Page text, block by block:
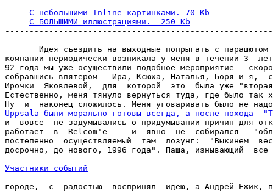
С небольшими Inline-картинками. 70 Kb
С БОЛЬШИМИ иллюстрациями.  250 Kb
Идея съездить на выходные попрыгать с парашютом
компании периодически возникала у меня в течении 3
92 года мы уже осуществили подобное мероприятие -
собравшись впятером - Ира, Ксюха, Наталья, Боря и я,
Ирочки  Яковлевой,  для  которой  это  была уже
Естественно, меня тянуло вернуться туда, где было так
Uppsala были морально готовы всегда, а после похода
и  вовсе  не задумывались о придумывании причин для
работает  в  Relcom'е  -  и  явно  не  собирался
постепенно  осуществляемый  там  лозунг:  "Выкинем
досрочно, до нового, 1996 года". Паша, изнывающий
Участники событий
городе,  с  радостью  воспринял  идею, а Андрей Ежик,